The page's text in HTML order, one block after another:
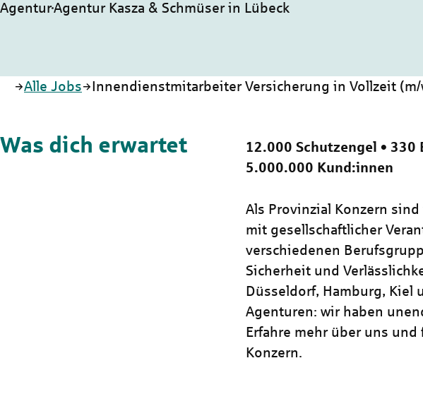
AgenturAgentur Kasza & Schmüser in Lübeck
Startseite
Alle Jobs Innendienstmitarbeiter Versicherung in Vollzeit (m/
Was dich erwartet
12.000 Schutzengel • 330
5.000.000 Kund:innen
Als Provinzial Konzern
mit gesellschaftlicher
verschiedenen
Sicherheit und
Düsseldorf, Hamburg, Kiel
Agenturen: wir haben
Erfahre mehr über uns
Konzern.